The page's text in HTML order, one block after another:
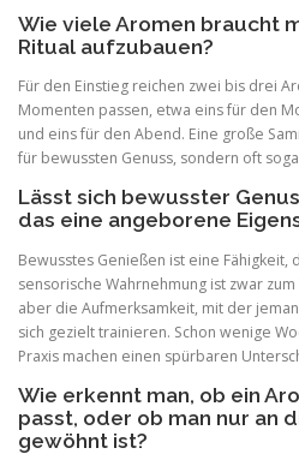
Wie viele Aromen braucht
Ritual aufzubauen?
Für den Einstieg reichen zwei bis drei
Momenten passen, etwa eins für den
und eins für den Abend. Eine große
für bewussten Genuss, sondern oft
Lässt sich bewusster
das eine angeborene
Bewusstes Genießen ist eine Fähigkeit,
sensorische Wahrnehmung ist zwar
aber die Aufmerksamkeit, mit der
sich gezielt trainieren. Schon wenige
Praxis machen einen spürbaren
Wie erkennt man, ob ein
passt, oder ob man nur an
gewöhnt ist?